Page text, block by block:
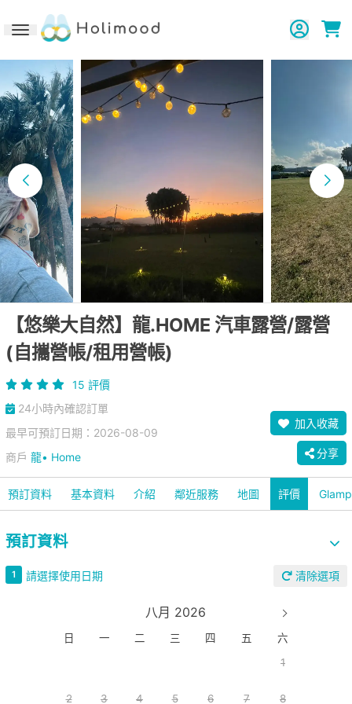
Toggle navigation
【悠樂大自然】龍.HOME 汽車露營/露營
(自攜營帳/租用營帳)
15 評價
24小時內確認訂單
最早可預訂日期：2026-08-09
商戶 龍• Home
加入收藏
分享
預訂資料 基本資料 介紹 鄰近服務 地圖 評價
預訂資料
1 請選擇使用日期 清除選項
八月 2026
日 一 二 三 四 五
六
1
2 3 4 5 6 7 8